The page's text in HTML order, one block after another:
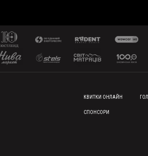
FOOTER MENU
КВИТКИ ОНЛАЙН
СПОНСОРИ